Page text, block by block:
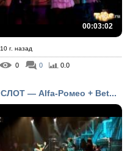
00:03:02
10 г. назад
0 0 0.0
СЛОТ — Alfa-Ромео + Bet...